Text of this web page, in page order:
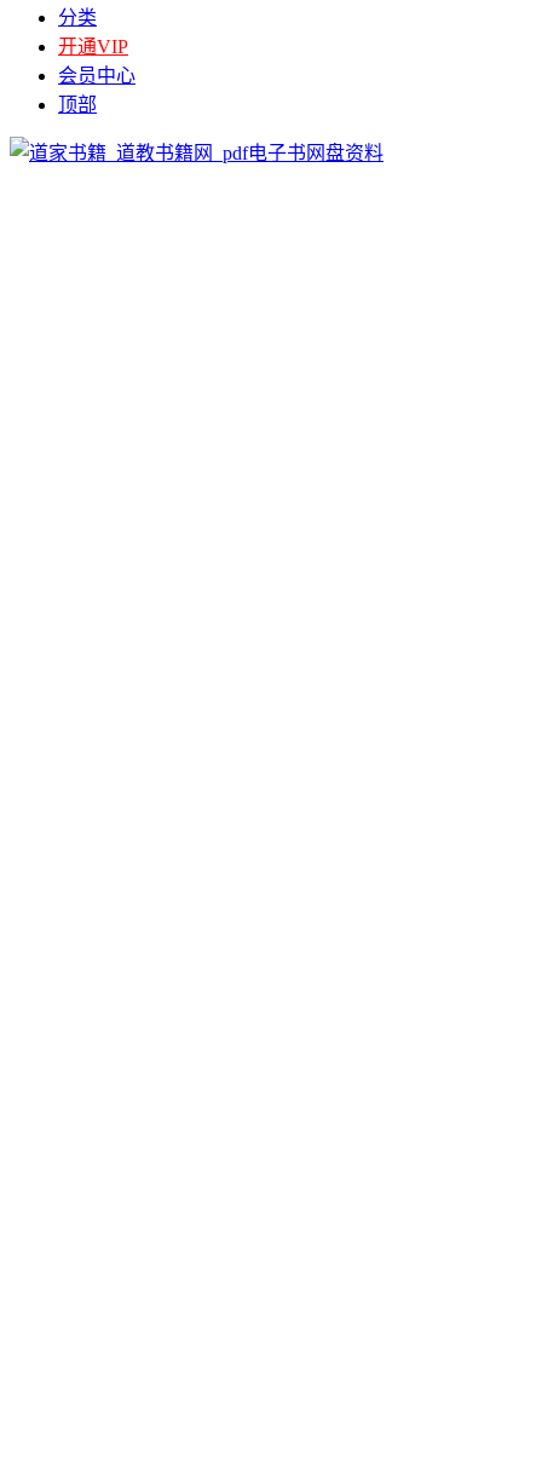
分类
开通VIP
会员中心
顶部